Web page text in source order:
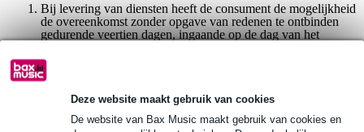
Deze website maakt gebruik van cookies
De website van Bax Music maakt gebruik van cookies en
Bij levering van diensten heeft de consument de mogelijkheid
de overeenkomst zonder opgave van redenen te ontbinden
gedurende veertien dagen, ingaande op de dag van het
Om gebruik te maken van zijn herroepingsrecht, zal de
consument zich richten naar de door de ondernemer bij het
aanbod en/of uiterlijk bij de levering ter zake verstrekte
redelijke en duidelijke instructies.